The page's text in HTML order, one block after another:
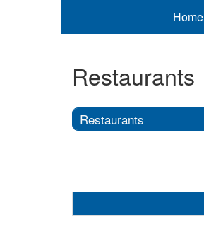
Home
Restaurants
Restaurants